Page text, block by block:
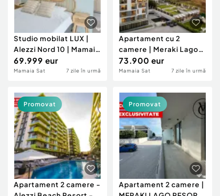
Studio mobilat LUX |
Alezzi Nord 10 | Mamaia
Nord
69.999 eur
Mamaia Sat 7 zile în urmă
Apartament cu 2
camere | Meraki Lago
Resport & Spa
73.900 eur
Mamaia Sat 7 zile în urmă
Apartament 2 camere -
Promovat
Apartament 2 camere |
Promovat